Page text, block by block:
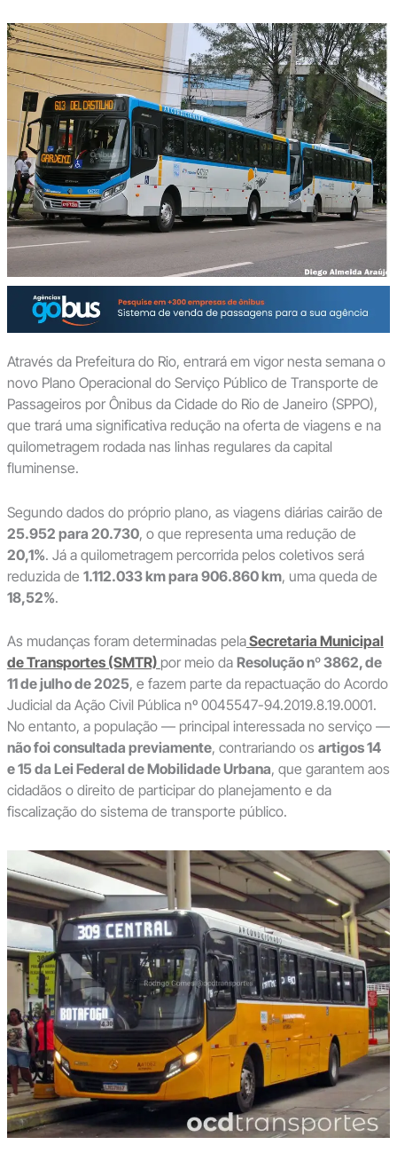
Através da Prefeitura do Rio, entrará em vigor nesta semana o
novo Plano Operacional do Serviço Público de Transporte de
Passageiros por Ônibus da Cidade do Rio de Janeiro (SPPO),
que trará uma significativa redução na oferta de viagens e na
quilometragem rodada nas linhas regulares da capital
fluminense.
Segundo dados do próprio plano, as viagens diárias cairão de
25.952 para 20.730, o que representa uma redução de
20,1%. Já a quilometragem percorrida pelos coletivos será
reduzida de 1.112.033 km para 906.860 km, uma queda de
18,52%.
As mudanças foram determinadas pelaSecretaria Municipal
de Transportes (SMTR) por meio da Resolução nº 3862, de
11 de julho de 2025, e fazem parte da repactuação do Acordo
Judicial da Ação Civil Pública nº 0045547-94.2019.8.19.0001.
No entanto, a população — principal interessada no serviço —
não foi consultada previamente, contrariando os artigos 14
e 15 da Lei Federal de Mobilidade Urbana, que garantem aos
cidadãos o direito de participar do planejamento e da
fiscalização do sistema de transporte público.